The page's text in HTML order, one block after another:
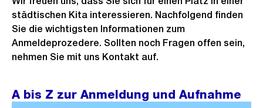
städtischen Kita interessieren. Nachfolgend finden
Sie die wichtigsten Informationen zum
Anmeldeprozedere. Sollten noch Fragen offen sein,
nehmen Sie mit uns Kontakt auf.
A bis Z zur Anmeldung und Aufnahme